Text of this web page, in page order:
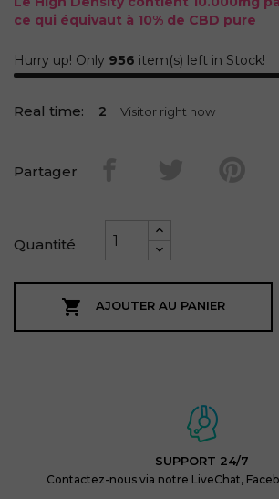
ce qui équivaut à 10% de CBD pure
Hurry up! Only 956 item(s) left in Stock!
Real time: 2 Visitor right now
Partager
Quantité
 AJOUTER AU PANIER
SUPPORT 24/7